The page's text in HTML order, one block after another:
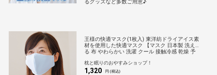
るグッズなど多数ご用意♪
王様の快適マスク(1枚入) 東洋紡ドライアイス素
材を使用した快適マスク 【マスク 日本製 洗え
る 布 やわらかい 洗濯 クール 接触冷感 乾燥 予
も 子供 息苦しくない 痛くない おしゃれ 国産 L
サイズ Mサイズ】
枕と眠りのおやすみショップ！
1,320 円 (税込)